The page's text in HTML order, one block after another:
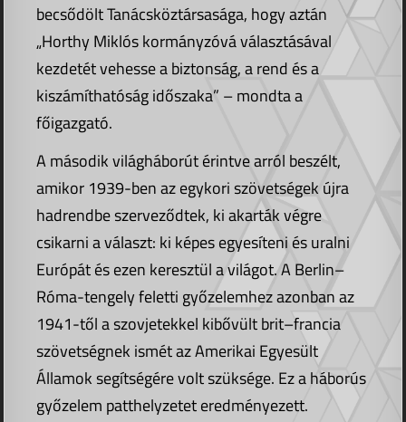
becsődölt Tanácsköztársasága, hogy aztán
„Horthy Miklós kormányzóvá választásával
kezdetét vehesse a biztonság, a rend és a
kiszámíthatóság időszaka” – mondta a
főigazgató.
A második világháborút érintve arról beszélt,
amikor 1939-ben az egykori szövetségek újra
hadrendbe szerveződtek, ki akarták végre
csikarni a választ: ki képes egyesíteni és uralni
Európát és ezen keresztül a világot. A Berlin–
Róma-tengely feletti győzelemhez azonban az
1941-től a szovjetekkel kibővült brit–francia
szövetségnek ismét az Amerikai Egyesült
Államok segítségére volt szüksége. Ez a háborús
győzelem patthelyzetet eredményezett.